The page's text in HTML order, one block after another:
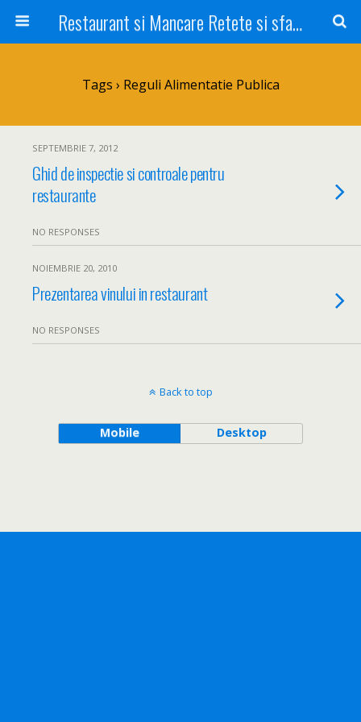
Restaurant si Mancare Retete si sfaturi Picant bun si rapid
Tags › Reguli Alimentatie Publica
SEPTEMBRIE 7, 2012
Ghid de inspectie si controale pentru
restaurante
NO RESPONSES
NOIEMBRIE 20, 2010
Prezentarea vinului in restaurant
NO RESPONSES
Back to top
Mobile Desktop